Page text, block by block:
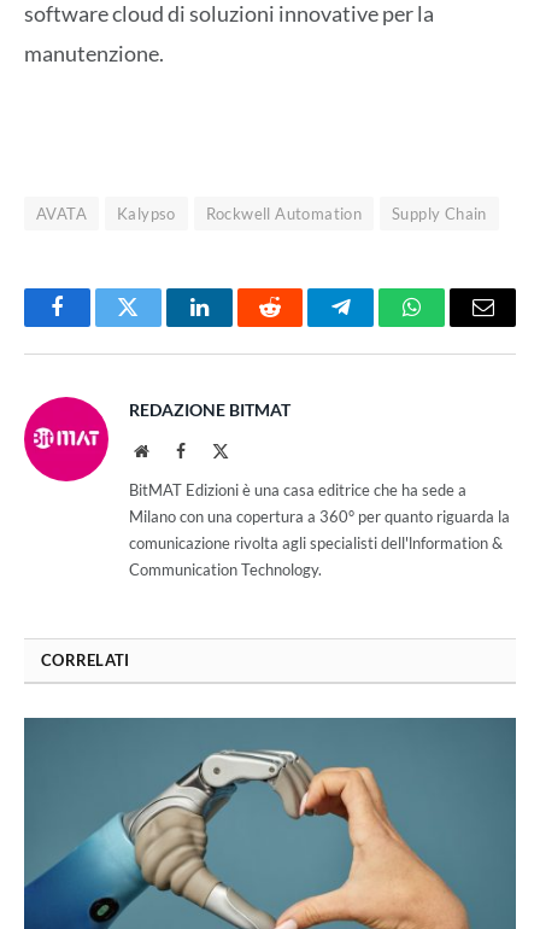
software cloud di soluzioni innovative per la
manutenzione.
AVATA Kalypso Rockwell Automation Supply Chain
FacebookTwitter LinkedInReddit TelegramWhatsAppEmail
REDAZIONE BITMAT
WebsiteFacebook
BitMAT Edizioni è una casa editrice che ha sede a
Milano con una copertura a 360° per quanto riguarda la
comunicazione rivolta agli specialisti dell'lnformation &
Communication Technology.
CORRELATI